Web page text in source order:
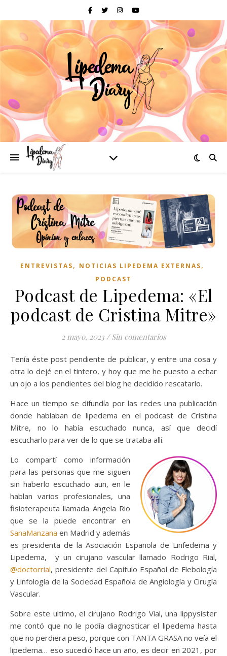
ENTREVISTAS, NOTICIAS LIPEDEMA EXTERNAS,
PODCAST
Podcast de Lipedema: «El
podcast de Cristina Mitre»
2 mayo, 2023 / Sin comentarios
Tenía éste post pendiente de publicar, y entre una cosa y
otra lo dejé en el tintero, y hoy que me he puesto a echar
un ojo a los pendientes del blog he decidido rescatarlo.
Hace un tiempo se difundía por las redes una publicación
donde hablaban de lipedema en el podcast de Cristina
Mitre, no lo había escuchado nunca, así que decidí
escucharlo para ver de lo que se trataba allí.
Lo compartí como información
para las personas que me siguen
sin haberlo escuchado aun, en le
hablan varios profesionales, una
fisioterapeuta llamada Angela Rio
que se la puede encontrar en
SanaManzana en Madrid y además
es presidenta de la Asociación Española de Linfedema y
Lipedema, y un cirujano vascular llamado Rodrigo Rial,
@doctorrial, presidente del Capítulo Español de Flebología
y Linfología de la Sociedad Española de Angiología y Cirugía
Vascular.
Sobre este ultimo, el cirujano Rodrigo Vial, una lippysister
me contó que no le podía diagnosticar el lipedema hasta
que no perdiera peso, porque con TANTA GRASA no veía el
lipedema… eso sucedió hace un año, es decir en 2021, por